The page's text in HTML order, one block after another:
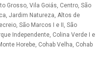
Grosso, Vila Goiás, Centro, São
Jardim Natureza, Altos de
São Marcos I e II, São
Independente, Colina Verde I e
Horebe, Cohab Velha, Cohab